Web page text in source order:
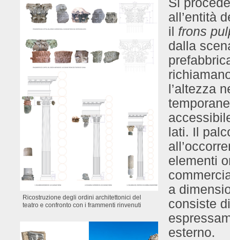
Ricostruzione degli ordini architettonici del
teatro e confronto con i frammenti rinvenuti
all’entità
il frons
dalla
l’altezza
lati. Il
elementi
a
consiste
esterno.